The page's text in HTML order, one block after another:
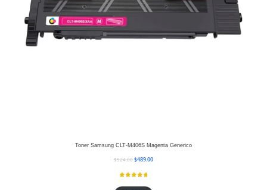
Toner Samsung CLT-M406S Magenta Generico
$524.00 $489.00